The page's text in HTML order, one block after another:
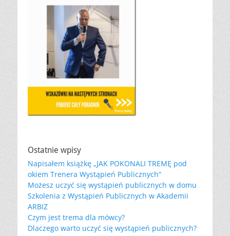
Ostatnie wpisy
Napisałem książkę „JAK POKONALI TREMĘ pod
okiem Trenera Wystąpień Publicznych”
Możesz uczyć się wystąpień publicznych w domu
Szkolenia z Wystąpień Publicznych w Akademii
ARBIZ
Czym jest trema dla mówcy?
Dlaczego warto uczyć się wystąpień publicznych?